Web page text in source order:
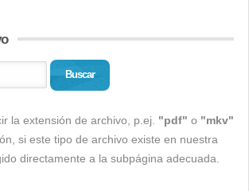
Buscar
la extensión de archivo, p.ej. "pdf" o "mkv"
si este tipo de archivo existe en nuestra
directamente a la subpágina adecuada.